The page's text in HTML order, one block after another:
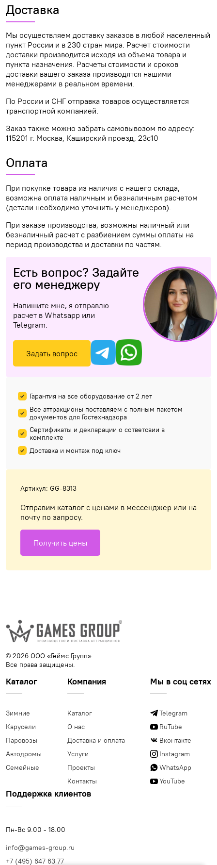
Доставка
Мы осуществляем доставку заказов в любой населенный
пункт России и в 230 стран мира. Расчет стоимости
доставки производится исходя из объема товара и
пункта назначения. Расчеты стоимости и сроков
доставки вашего заказа производятся нашими
менеджерами в реальном времени.
По России и СНГ отправка товаров осуществляется
транспортной компанией.
Заказ также можно забрать самовывозом по адресу:
115201 г. Москва, Каширский проезд, 23с10
Оплата
При покупке товара из наличия с нашего склада,
возможна оплата наличным и безналичным расчетом
(детали необходимо уточнить у менеджеров).
При заказе производства, возможны наличный или
безналичный расчет с разбиением суммы оплаты на
период производства и доставки по частям.
Есть вопрос? Задайте
его менеджеру
Напишите мне, я отправлю
расчет в Whatsapp или
Telegram.
Задать вопрос
Гарантия на все оборудование от 2 лет
Все аттракционы поставляем с полным пакетом
документов для Гостехнадзора
Сертификаты и декларации о сответсвии в
комплекте
Доставка и монтаж под ключ
Артикул: GG-8313
Отправим каталог с ценами в мессенджер или на
почту по запросу.
Получить цены
© 2026 ООО «Геймс Групп»
Все права защищены.
Каталог
Зимние
Карусели
Паровозы
Автодромы
Семейные
Компания
Каталог
О нас
Доставка и оплата
Услуги
Проекты
Контакты
Мы в соц сетях
Telegram
RuTube
Вконтакте
Instagram
WhatsApp
YouTube
Поддержка клиентов
Пн-Вс 9.00 - 18.00
info@games-group.ru
+7 (495) 647 63 77